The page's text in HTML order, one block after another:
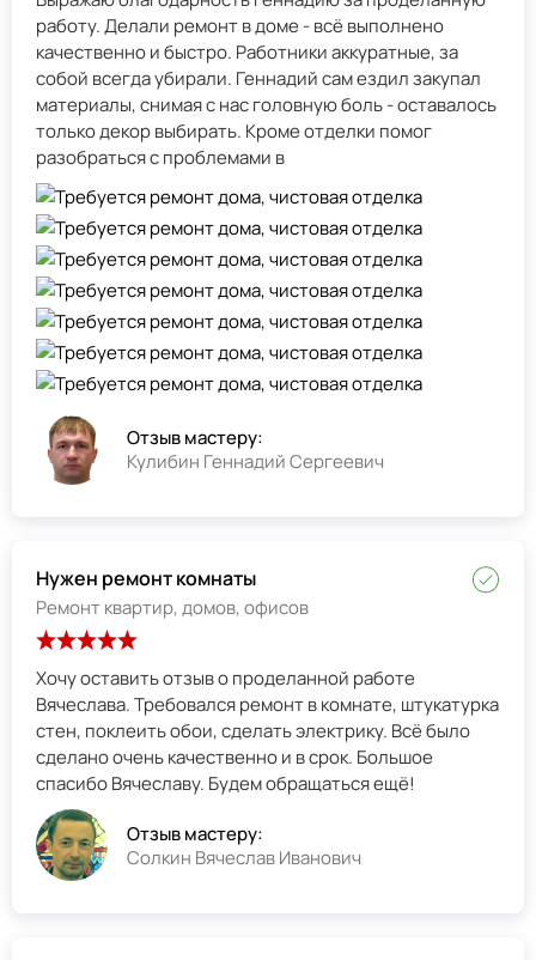
работу. Делали ремонт в доме - всё выполнено
качественно и быстро. Работники аккуратные, за
собой всегда убирали. Геннадий сам ездил закупал
материалы, снимая с нас головную боль - оставалось
только декор выбирать. Кроме отделки помог
разобраться с проблемами в
Отзыв мастеру:
Кулибин Геннадий Сергеевич
Нужен ремонт комнаты
Ремонт квартир, домов, офисов
Хочу оставить отзыв о проделанной работе
Вячеслава. Требовался ремонт в комнате, штукатурка
стен, поклеить обои, сделать электрику. Всё было
сделано очень качественно и в срок. Большое
спасибо Вячеславу. Будем обращаться ещё!
Отзыв мастеру:
Солкин Вячеслав Иванович